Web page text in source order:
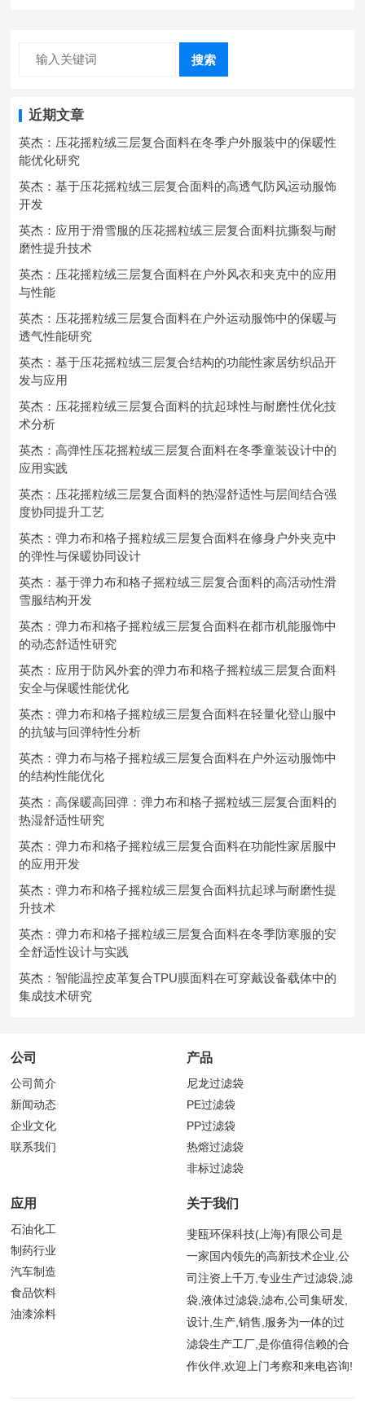
搜索
近期文章
英杰：压花摇粒绒三层复合面料在冬季户外服装中的保暖性
能优化研究
英杰：基于压花摇粒绒三层复合面料的高透气防风运动服饰
开发
英杰：应用于滑雪服的压花摇粒绒三层复合面料抗撕裂与耐
磨性提升技术
英杰：压花摇粒绒三层复合面料在户外风衣和夹克中的应用
与性能
英杰：压花摇粒绒三层复合面料在户外运动服饰中的保暖与
透气性能研究
英杰：基于压花摇粒绒三层复合结构的功能性家居纺织品开
发与应用
英杰：压花摇粒绒三层复合面料的抗起球性与耐磨性优化技
术分析
英杰：高弹性压花摇粒绒三层复合面料在冬季童装设计中的
应用实践
英杰：压花摇粒绒三层复合面料的热湿舒适性与层间结合强
度协同提升工艺
英杰：弹力布和格子摇粒绒三层复合面料在修身户外夹克中
的弹性与保暖协同设计
英杰：基于弹力布和格子摇粒绒三层复合面料的高活动性滑
雪服结构开发
英杰：弹力布和格子摇粒绒三层复合面料在都市机能服饰中
的动态舒适性研究
英杰：应用于防风外套的弹力布和格子摇粒绒三层复合面料
安全与保暖性能优化
英杰：弹力布和格子摇粒绒三层复合面料在轻量化登山服中
的抗皱与回弹特性分析
英杰：弹力布与格子摇粒绒三层复合面料在户外运动服饰中
的结构性能优化
英杰：高保暖高回弹：弹力布和格子摇粒绒三层复合面料的
热湿舒适性研究
英杰：弹力布和格子摇粒绒三层复合面料在功能性家居服中
的应用开发
英杰：弹力布和格子摇粒绒三层复合面料抗起球与耐磨性提
升技术
英杰：弹力布和格子摇粒绒三层复合面料在冬季防寒服的安
全舒适性设计与实践
英杰：智能温控皮革复合TPU膜面料在可穿戴设备载体中的
集成技术研究
公司
公司简介
新闻动态
企业文化
联系我们
产品
尼龙过滤袋
PE过滤袋
PP过滤袋
热熔过滤袋
非标过滤袋
应用
石油化工
制药行业
汽车制造
食品饮料
油漆涂料
关于我们
斐瓯环保科技(上海)有限公司是
一家国内领先的高新技术企业,公
司注资上千万,专业生产过滤袋,滤
袋,液体过滤袋,滤布,公司集研发,
设计,生产,销售,服务为一体的过
滤袋生产工厂,是你值得信赖的合
作伙伴,欢迎上门考察和来电咨询!